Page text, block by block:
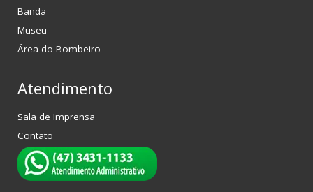
Banda
Museu
Área do Bombeiro
Atendimento
Sala de Imprensa
Contato